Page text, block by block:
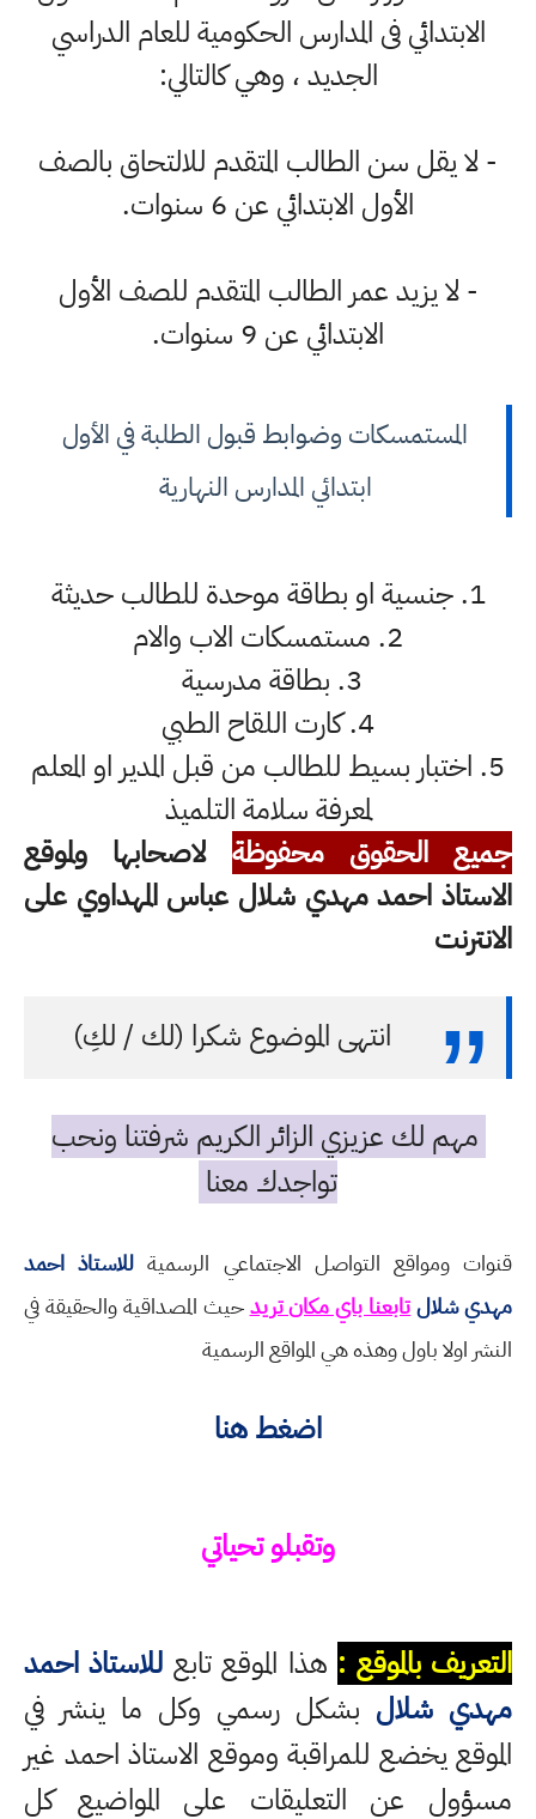
الابتدائي فى المدارس الحكومية للعام الدراسي
الجديد ، وهي كالتالي:
- لا يقل سن الطالب المتقدم للالتحاق بالصف
الأول الابتدائي عن 6 سنوات.
- لا يزيد عمر الطالب المتقدم للصف الأول
الابتدائي عن 9 سنوات.
المستمسكات وضوابط قبول الطلبة في الأول
ابتدائي المدارس النهارية
1. جنسية او بطاقة موحدة للطالب حديثة
2. مستمسكات الاب والام
3. بطاقة مدرسية
4. كارت اللقاح الطبي
5. اختبار بسيط للطالب من قبل المدير او المعلم
لمعرفة سلامة التلميذ
جميع الحقوق محفوظة لاصحابها ولموقع
الاستاذ احمد مهدي شلال عباس المهداوي على
الانترنت
انتهى الموضوع شكرا (لك / لكِ)
مهم لك عزيزي الزائر الكريم شرفتنا ونحب
تواجدك معنا
قنوات ومواقع التواصل الاجتماعي الرسمية للاستاذ احمد
مهدي شلالتابعنا باي مكان تريدحيث المصداقية والحقيقة في
النشر اولا باول وهذه هي المواقع الرسمية
اضغط هنا
وتقبلو تحياتي
التعريف بالموقع : هذا الموقع تابع للاستاذ احمد
مهدي شلال بشكل رسمي وكل ما ينشر في
الموقع يخضع للمراقبة وموقع الاستاذ احمد غير
مسؤول عن التعليقات على المواضيع كل